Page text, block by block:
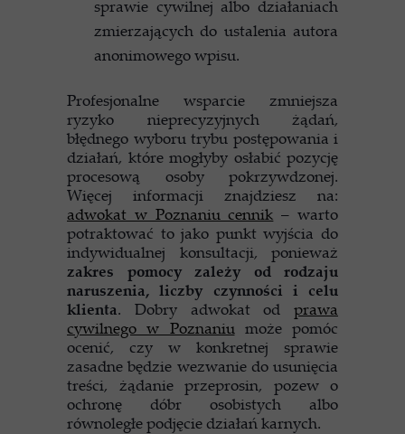
sprawie cywilnej albo działaniach
zmierzających do ustalenia autora
anonimowego wpisu.
Profesjonalne wsparcie zmniejsza
ryzyko nieprecyzyjnych żądań,
błędnego wyboru trybu postępowania i
działań, które mogłyby osłabić pozycję
procesową osoby pokrzywdzonej.
Więcej informacji znajdziesz na:
adwokat w Poznaniu cennik – warto
potraktować to jako punkt wyjścia do
indywidualnej konsultacji, ponieważ
zakres pomocy zależy od rodzaju
naruszenia, liczby czynności i celu
klienta. Dobry adwokat od prawa
cywilnego w Poznaniumoże pomóc
ocenić, czy w konkretnej sprawie
zasadne będzie wezwanie do usunięcia
treści, żądanie przeprosin, pozew o
ochronę dóbr osobistych albo
równoległe podjęcie działań karnych.